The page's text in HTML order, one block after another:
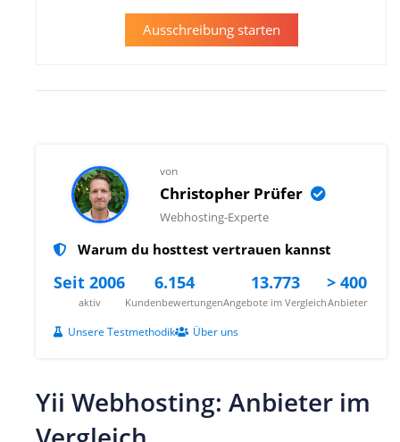
Ausschreibung starten
von
Christopher Prüfer
Webhosting-Experte
Warum du hosttest vertrauen kannst
Seit 2006
aktiv
6.154
Kundenbewertungen
13.773
Angebote im Vergleich
> 400
Anbieter
Unsere Testmethodik Über uns
Yii Webhosting: Anbieter im